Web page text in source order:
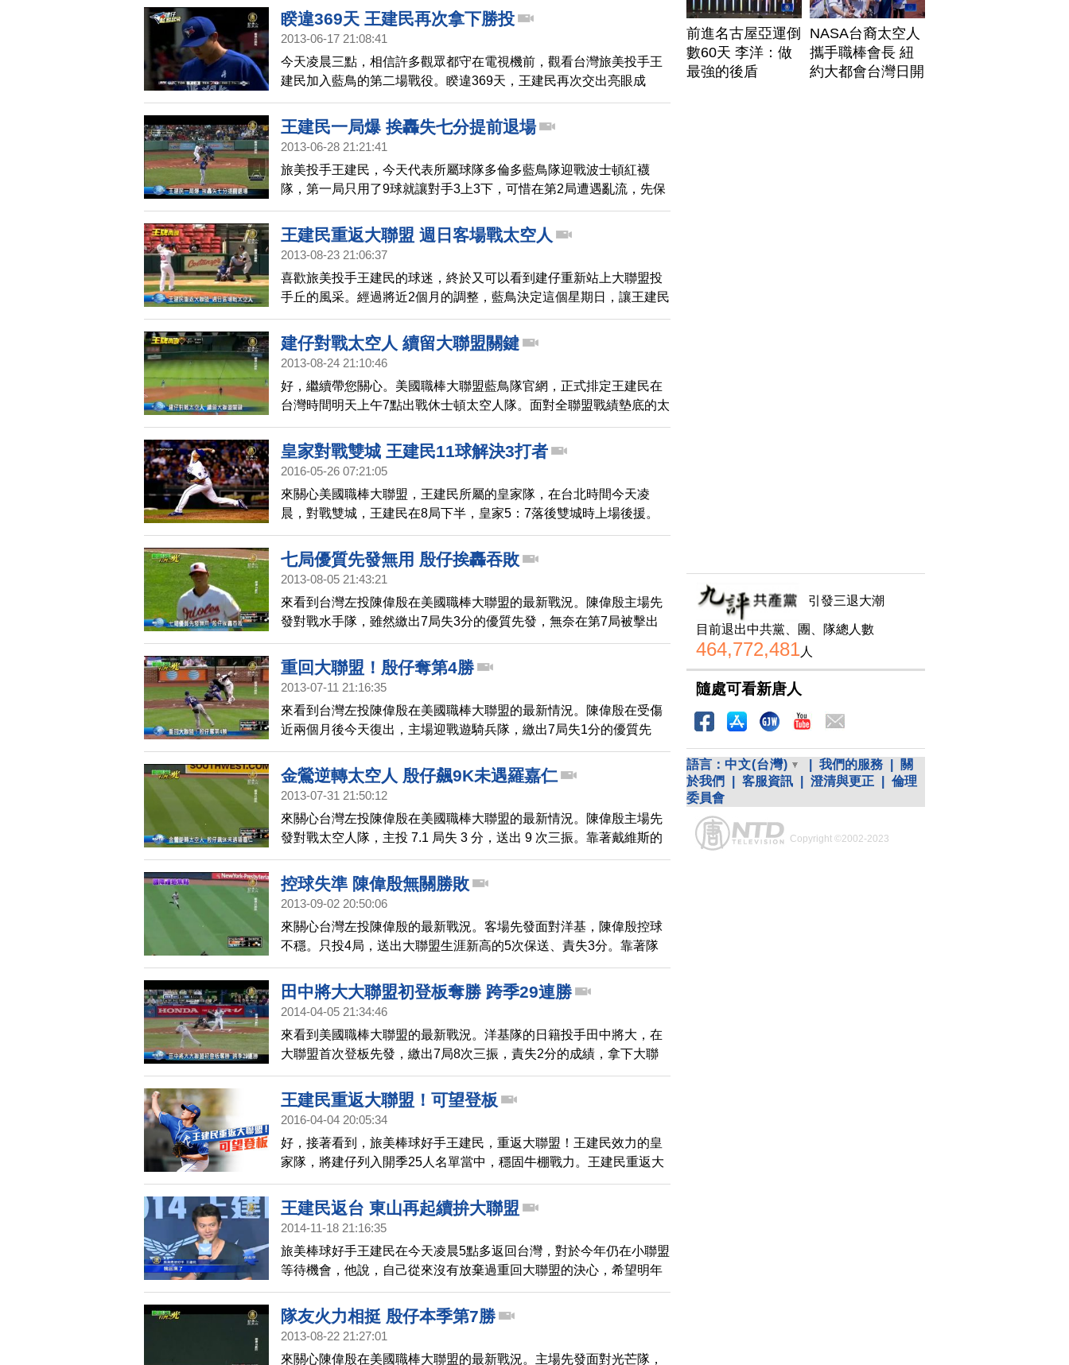
睽違369天 王建民再次拿下勝投
2013-06-17 21:08:41
今天凌晨三點，相信許多觀眾都守在電視機前，觀看台灣旅美投手王
建民加入藍鳥的第二場戰役。睽違369天，王建民再次交出亮眼成
績。投七局沒有失分，還送出5次三振，幫助藍鳥拿下勝利，自己也拿
下暌違369天的勝投。
王建民一局爆 挨轟失七分提前退場
2013-06-28 21:21:41
旅美投手王建民，今天代表所屬球隊多倫多藍鳥隊迎戰波士頓紅襪
隊，第一局只用了9球就讓對手3上3下，可惜在第2局遭遇亂流，先保
送2名打者後，接 著一連被對方敲出6支安打，其中包括一支2分砲，
一口氣連丟7分，只先發1.2局就退場休息，終場藍鳥隊以4:7輸給了紅
襪隊，王建民也吞下這個球季的首敗。
王建民重返大聯盟 週日客場戰太空人
2013-08-23 21:06:37
喜歡旅美投手王建民的球迷，終於又可以看到建仔重新站上大聯盟投
手丘的風采。經過將近2個月的調整，藍鳥決定這個星期日，讓王建民
在客場出戰太空人隊。雖然只是一場「代班」頂替，但對王建民來
說，將是再度證明自己實力的好機會。
建仔對戰太空人 續留大聯盟關鍵
2013-08-24 21:10:46
好，繼續帶您關心。美國職棒大聯盟藍鳥隊官網，正式排定王建民在
台灣時間明天上午7點出戰休士頓太空人隊。面對全聯盟戰績墊底的太
空人隊，王建民的表現也關係到能否續留大聯盟。
皇家對戰雙城 王建民11球解決3打者
2016-05-26 07:21:05
來關心美國職棒大聯盟，王建民所屬的皇家隊，在台北時間今天凌
晨，對戰雙城，王建民在8局下半，皇家5：7落後雙城時上場後援。
中繼1局無失分，共用了11球，解決3名打者。但皇家9局上 反攻 後繼
無力，終場仍以5比7敗給雙城。這是王建民連4場比賽出賽無失分。
七局優質先發無用 殷仔挨轟吞敗
2013-08-05 21:43:21
來看到台灣左投陳偉殷在美國職棒大聯盟的最新戰況。陳偉殷主場先
發對戰水手隊，雖然繳出7局失3分的優質先發，無奈在第7局被擊出
逆轉的2分打點全壘打，終場以2比3敗給水手隊，吞下本季第4敗。
重回大聯盟！殷仔奪第4勝
2013-07-11 21:16:35
來看到台灣左投陳偉殷在美國職棒大聯盟的最新情況。陳偉殷在受傷
近兩個月後今天復出，主場迎戰遊騎兵隊，繳出7局失1分的優質先
發，得到隊友6分火力相挺，順利奪下本季第四勝。
金鶯逆轉太空人 殷仔飆9K未遇羅嘉仁
2013-07-31 21:50:12
來關心台灣左投陳偉殷在美國職棒大聯盟的最新情況。陳偉殷主場先
發對戰太空人隊，主投 7.1 局失 3 分，送出 9 次三振。靠著戴維斯的
2 分砲，幫助金鶯 4比3 逆轉太空人，陳偉殷拿下本季第 6 勝。
控球失準 陳偉殷無關勝敗
2013-09-02 20:50:06
來關心台灣左投陳偉殷的最新戰況。客場先發面對洋基，陳偉殷控球
不穩。只投4局，送出大聯盟生涯新高的5次保送、責失3分。靠著隊
友在第7局攻下7分解套，金鶯以7比3逆轉擊敗洋基，排名重回美聯東
區第三。
田中將大大聯盟初登板奪勝 跨季29連勝
2014-04-05 21:34:46
來看到美國職棒大聯盟的最新戰況。洋基隊的日籍投手田中將大，在
大聯盟首次登板先發，繳出7局8次三振，責失2分的成績，拿下大聯
盟首勝，幫助洋基以7比3擊敗藍鳥隊，也創下職棒史上例行賽跨3季
29連勝的世界記錄。
王建民重返大聯盟！可望登板
2016-04-04 20:05:34
好，接著看到，旅美棒球好手王建民，重返大聯盟！王建民效力的皇
家隊，將建仔列入開季25人名單當中，穩固牛棚戰力。王建民重返大
聯盟，不少球迷驚訝興奮表示，建仔回來了，連王建民自己都說「有
點不真實，沒想到這一天這麼快就來了。」
王建民返台 東山再起續拚大聯盟
2014-11-18 21:16:35
旅美棒球好手王建民在今天凌晨5點多返回台灣，對於今年仍在小聯盟
等待機會，他說，自己從來沒有放棄過重回大聯盟的決心，希望明年
也能健康地投下去！
隊友火力相挺 殷仔本季第7勝
2013-08-22 21:27:01
來關心陳偉殷在美國職棒大聯盟的最新戰況。主場先發面對光芒隊，
前進名古屋亞運倒
數60天 李洋：做
最強的後盾
NASA台裔太空人
攜手職棒會長 紐
約大都會台灣日開
引發三退大潮
目前退出中共黨、團、隊總人數
464,772,481人
隨處可看新唐人
語言： 中文(台灣) 我們的服務
關
於我們
客服資訊 澄清與更正
倫理
委員會
Copyright ©2002-2023